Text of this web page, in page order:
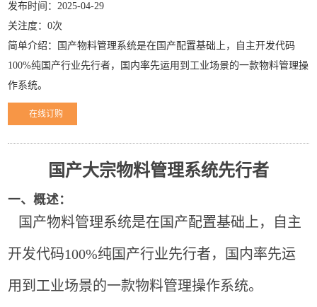
发布时间：2025-04-29
关注度：0次
简单介绍：国产物料管理系统是在国产配置基础上，自主开发代码
100%纯国产行业先行者，国内率先运用到工业场景的一款物料管理操
作系统。
在线订购
国产大宗物料管理系统先行者
一、概述：
国产物料管理系统是在国产配置基础上，自主
开发代码100%纯国产行业先行者，国内率先运
用到工业场景的一款物料管理操作系统。